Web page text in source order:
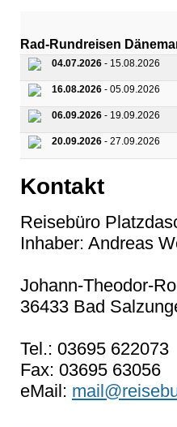
Rad-Rundreisen
04.07.2026 - 15.08.2026
16.08.2026 - 05.09.2026
06.09.2026 - 19.09.2026
20.09.2026 - 27.09.2026
Kontakt
Reisebüro
Inhaber: Andreas
Johann-Theodor-
36433 Bad
Tel.: 03695 622073
Fax: 03695 63056
eMail: